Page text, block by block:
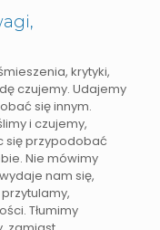
krytyki,
czujemy. Udajemy
się innym.
i czujemy,
się przypodobać
Nie mówimy
nam się,
Tłumimy